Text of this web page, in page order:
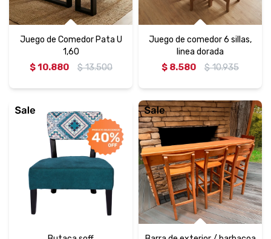
Juego de Comedor Pata U
1,60
$10.880 $ 13.500
Juego de comedor 6 sillas,
linea dorada
$ 8.580 $ 10.935